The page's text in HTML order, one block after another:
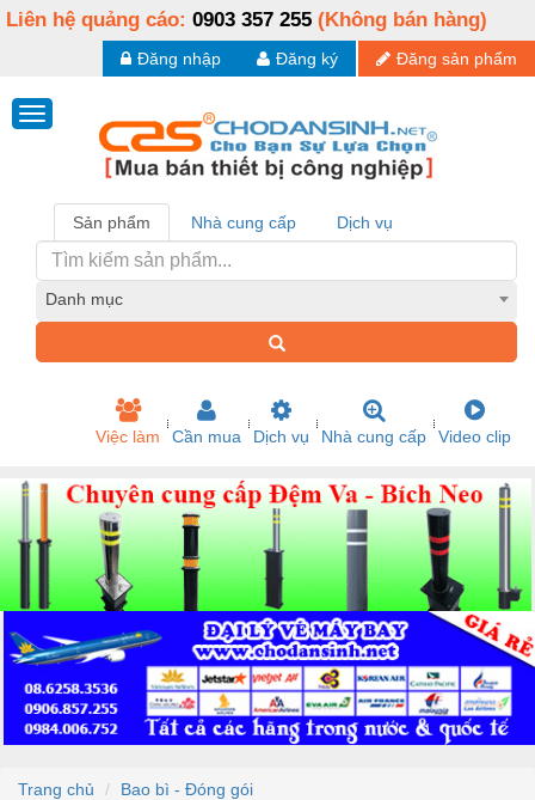
Liên hệ quảng cáo: 0903 357 255 (Không bán hàng)
Đăng sản phẩm
Đăng ký
Đăng nhập
Sản phẩm Nhà cung cấp Dịch vụ
Danh mục
Việc làm Cần mua Dịch vụ Nhà cung cấp Video clip
Trang chủ
Bao bì - Đóng gói